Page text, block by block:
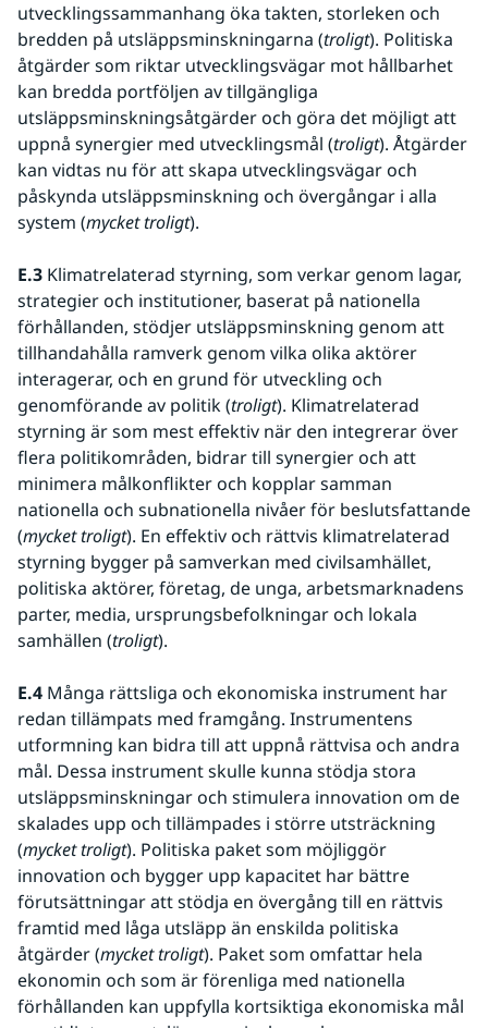
utvecklingssammanhang öka takten, storleken och
bredden på utsläppsminskningarna (troligt). Politiska
åtgärder som riktar utvecklingsvägar mot hållbarhet
kan bredda portföljen av tillgängliga
utsläppsminskningsåtgärder och göra det möjligt att
uppnå synergier med utvecklingsmål (troligt). Åtgärder
kan vidtas nu för att skapa utvecklingsvägar och
påskynda utsläppsminskning och övergångar i alla
system (mycket troligt).
E.3 Klimatrelaterad styrning, som verkar genom lagar,
strategier och institutioner, baserat på nationella
förhållanden, stödjer utsläppsminskning genom att
tillhandahålla ramverk genom vilka olika aktörer
interagerar, och en grund för utveckling och
genomförande av politik (troligt). Klimatrelaterad
styrning är som mest effektiv när den integrerar över
flera politikområden, bidrar till synergier och att
minimera målkonflikter och kopplar samman
nationella och subnationella nivåer för beslutsfattande
(mycket troligt). En effektiv och rättvis klimatrelaterad
styrning bygger på samverkan med civilsamhället,
politiska aktörer, företag, de unga, arbetsmarknadens
parter, media, ursprungsbefolkningar och lokala
samhällen (troligt).
E.4 Många rättsliga och ekonomiska instrument har
redan tillämpats med framgång. Instrumentens
utformning kan bidra till att uppnå rättvisa och andra
mål. Dessa instrument skulle kunna stödja stora
utsläppsminskningar och stimulera innovation om de
skalades upp och tillämpades i större utsträckning
(mycket troligt). Politiska paket som möjliggör
innovation och bygger upp kapacitet har bättre
förutsättningar att stödja en övergång till en rättvis
framtid med låga utsläpp än enskilda politiska
åtgärder (mycket troligt). Paket som omfattar hela
ekonomin och som är förenliga med nationella
förhållanden kan uppfylla kortsiktiga ekonomiska mål